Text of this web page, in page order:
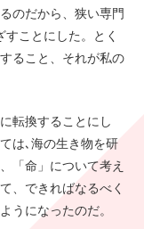
のだから、狭い専門
ことにした。とく
ること、それが私の
転換することにし
は､海の生き物を研
「命」について考え
、できればなるべく
うになったのだ。